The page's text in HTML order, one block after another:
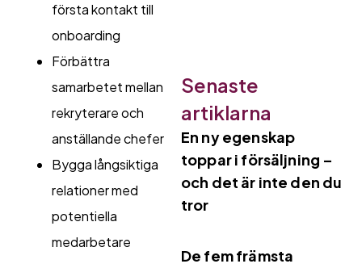
första kontakt till
onboarding
Förbättra
samarbetet mellan
rekryterare och
anställande chefer
Bygga långsiktiga
relationer med
potentiella
medarbetare
Senaste
artiklarna
En ny egenskap
toppar i försäljning –
och det är inte den du
tror
De fem främsta